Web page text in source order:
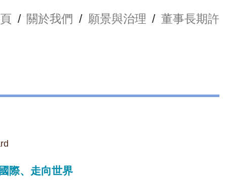
/ 關於我們 / 願景與治理 / 董事長期許
際、走向世界